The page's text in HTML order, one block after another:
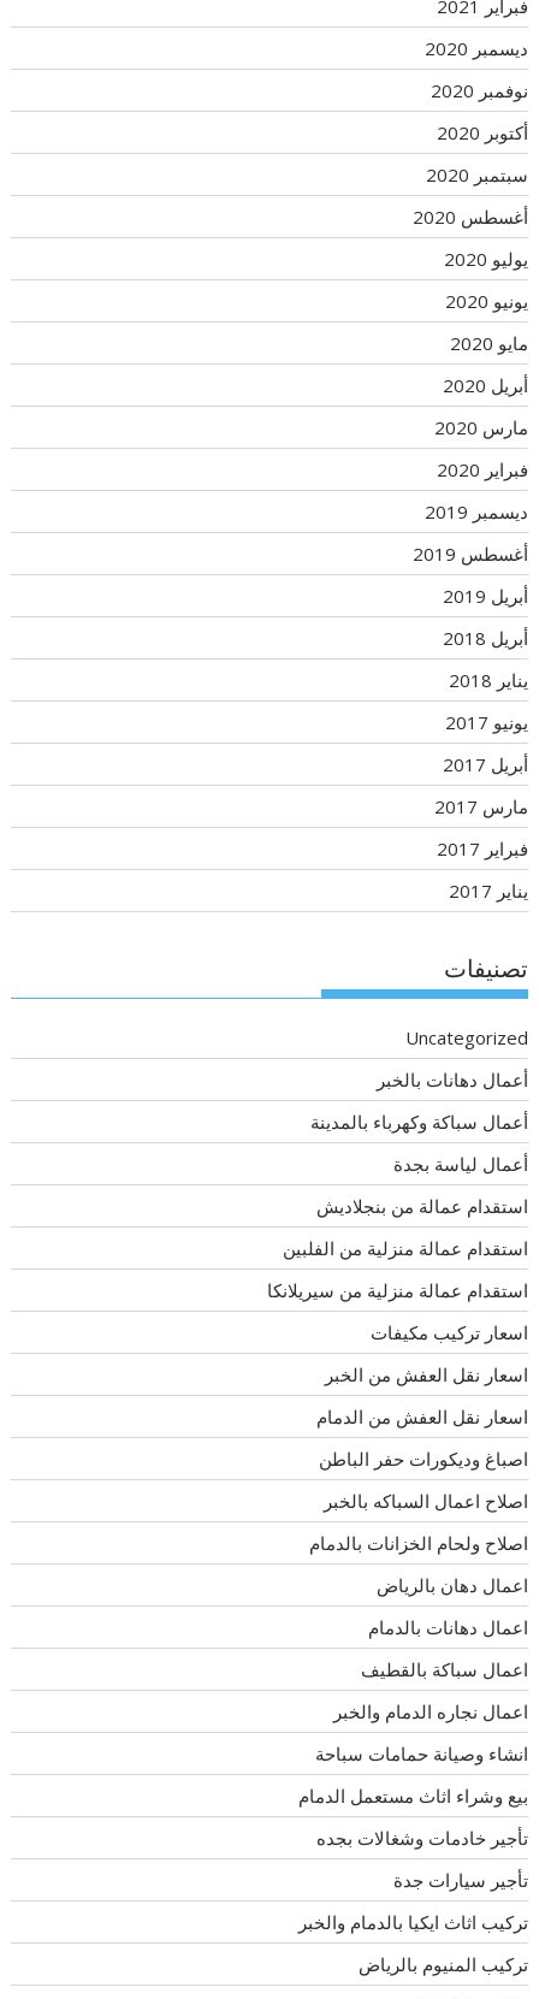
فبراير 2021
ديسمبر 2020
نوفمبر 2020
أكتوبر 2020
سبتمبر 2020
أغسطس 2020
يوليو 2020
يونيو 2020
مايو 2020
أبريل 2020
مارس 2020
فبراير 2020
ديسمبر 2019
أغسطس 2019
أبريل 2019
أبريل 2018
يناير 2018
يونيو 2017
أبريل 2017
مارس 2017
فبراير 2017
يناير 2017
تصنيفات
Uncategorized
أعمال دهانات بالخبر
أعمال سباكة وكهرباء بالمدينة
أعمال لياسة بجدة
استقدام عمالة من بنجلاديش
استقدام عمالة منزلية من الفلبين
استقدام عمالة منزلية من سيريلانكا
اسعار تركيب مكيفات
اسعار نقل العفش من الخبر
اسعار نقل العفش من الدمام
اصباغ وديكورات حفر الباطن
اصلاح اعمال السباكه بالخبر
اصلاح ولحام الخزانات بالدمام
اعمال دهان بالرياض
اعمال دهانات بالدمام
اعمال سباكة بالقطيف
اعمال نجاره الدمام والخبر
انشاء وصيانة حمامات سباحة
بيع وشراء اثاث مستعمل الدمام
تأجير خادمات وشغالات بجده
تأجير سيارات جدة
تركيب اثاث ايكيا بالدمام والخبر
تركيب المنيوم بالرياض